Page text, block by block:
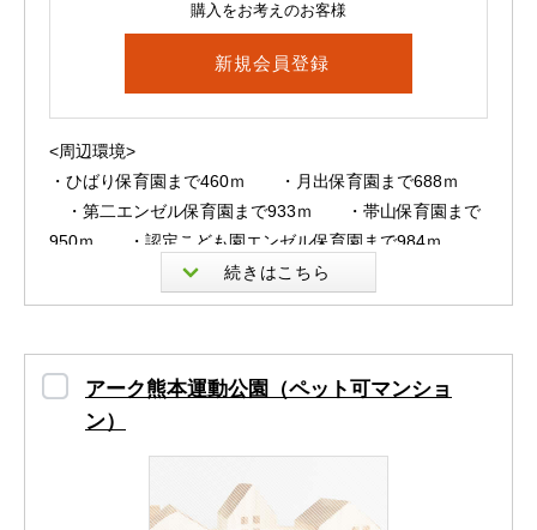
購入をお考えのお客様
新規会員登録
<周辺環境>
・ひばり保育園まで460ｍ ・月出保育園まで688ｍ
・第二エンゼル保育園まで933ｍ ・帯山保育園まで
950ｍ ・認定こども園エンゼル保育園まで984ｍ
・熊本市立山ノ内小学校まで228ｍ ・熊本市立月出
小学校まで566ｍ ・熊本市立錦ケ丘中学校まで2100
まで958ｍ ・立花歯科医院まで215ｍ ・広重耳鼻
咽喉科医院まで305ｍ ・もとむら小児クリニックまで
338ｍ ・あやの里まで351ｍ ・松原リウマチ科・
・ニキハーティーホスピタルまで447ｍ ・小柳病院
まで467ｍ ・むらかみ内科クリニックまで473ｍ
アーク熊本運動公園（ペット可マンショ
ン）